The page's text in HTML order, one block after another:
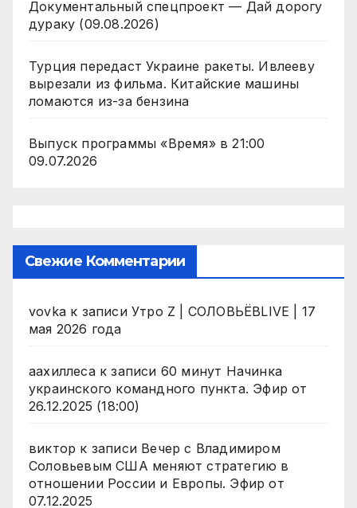
Документальный спецпроект — Дай дорогу
дураку (09.08.2026)
Турция передаст Украине ракеты. Ивлееву
вырезали из фильма. Китайские машины
ломаются из-за бензина
Выпуск программы «Время» в 21:00
09.07.2026
Свежие Комментарии
vovka к записи Утро Z | СОЛОВЬЁВLIVE | 17
мая 2026 года
аахиллесак записи 60 минут Начинка
украинского командного пункта. Эфир от
26.12.2025 (18:00)
виктор к записи Вечер с Владимиром
Соловьевым США меняют стратегию в
отношении России и Европы. Эфир от
07.12.2025